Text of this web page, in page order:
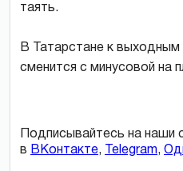
таять.
В Татарстане к выходным
сменится с минусовой на
Подписывайтесь на наши
в ВКонтакте, Telegram,